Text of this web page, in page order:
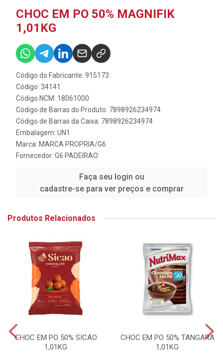
CHOC EM PO 50% MAGNIFIK
1,01KG
Código do Fabricante: 915173
Código: 34141
Código NCM: 18061000
Código de Barras do Produto: 7898926234974
Código de Barras da Caixa: 7898926234974
Embalagem: UN1
Marca: MARCA PROPRIA/G6
Fornecedor: G6 PADEIRAO
Faça seu login ou
cadastre-se para ver preços e comprar
Produtos Relacionados
CHOC EM PO 50% SICAO
1,01KG
CHOC EM PO 50% TANGARA
1,01KG